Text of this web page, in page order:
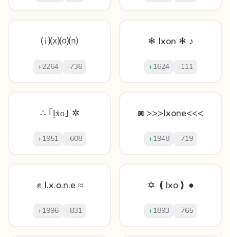
⒤⒳⒪⒩
+2264 -736
❄ Ixon ❄ ♪
+1624 -111
∴ ｢Ịẋᴏ｣ ✲
+1951 -608
◙ >>>Ixone<<<
+1948 -719
✊ I.x.o.n.e ≈
+1996 -831
✡ ❪Ixo❫ ●
+1893 -765